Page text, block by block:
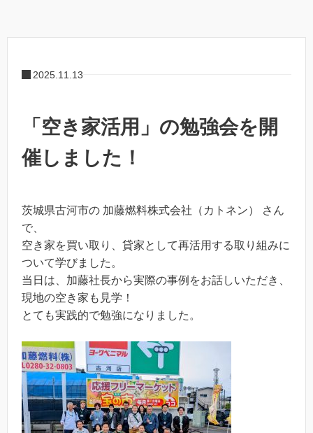
2025.11.13
「空き家活用」の勉強会を開
催しました！
茨城県古河市の 加藤燃料株式会社（カトネン） さん
で、
空き家を買い取り、貸家として再活用する取り組みに
ついて学びました。
当日は、加藤社長から実際の事例をお話しいただき、
現地の空き家も見学！
とても実践的で勉強になりました。